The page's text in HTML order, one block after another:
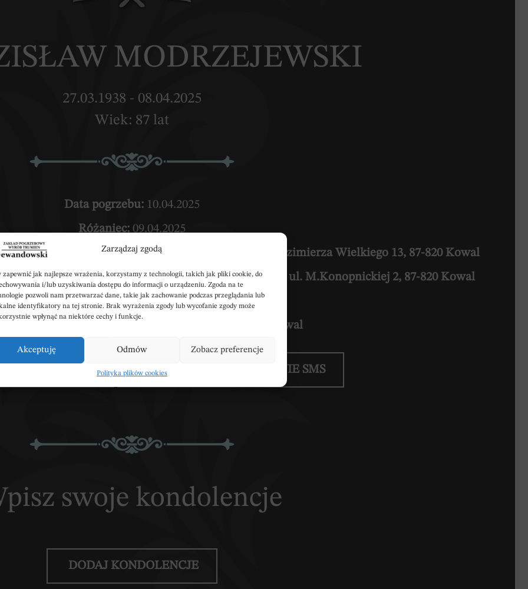
Zarządzaj zgodą
zapewnić jak najlepsze wrażenia, korzystamy z technologii, takich jak pliki cookie, do
i/lub uzyskiwania dostępu do informacji o urządzeniu. Zgoda na te
pozwoli nam przetwarzać dane, takie jak zachowanie podczas przeglądania lub
identyfikatory na tej stronie. Brak wyrażenia zgody lub wycofanie zgody może
wpłynąć na niektóre cechy i funkcje.
Akceptuję Odmów Zobacz preferencje
Polityka plików cookies
MODRZEJEWSKI
27.03.1938 - 08.04.2025
Wiek: 87 lat
Data pogrzebu: 10.04.2025
Różaniec: 09.04.2025
w Kościele Parafialnym p.w. św.Urszuli
ul.Kazimierza Wielkiego 13, 87-820 Kowal
18:30 (środa) w Kaplicy Przycmentarnej w Kowalu
ul. M.Konopnickiej 2, 87-820 Kowal
Wyprowadzenie do grobu o godz.11:30
ul.Dobrzyńska 5, 87-820 Kowal
NEKROLOG POBIERZ POWIADOMIENIE SMS
swoje kondolencje
DODAJ KONDOLENCJE